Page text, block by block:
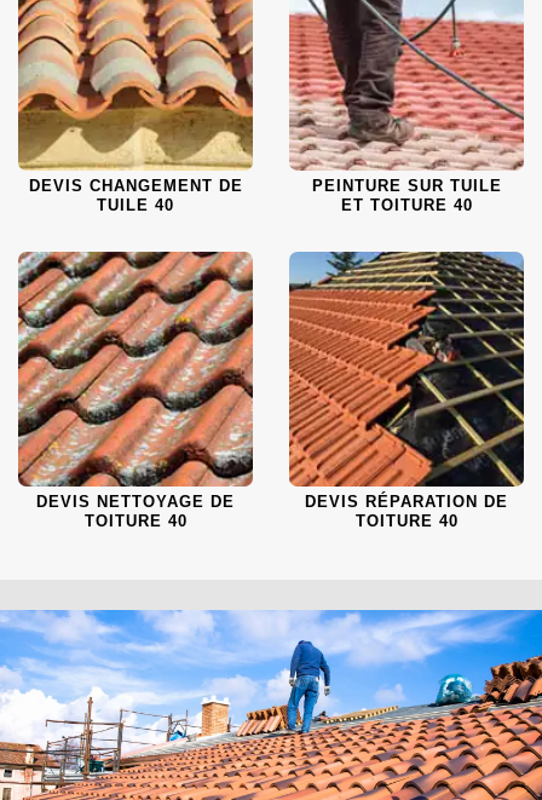
DEVIS CHANGEMENT DE
TUILE 40
PEINTURE SUR TUILE
ET TOITURE 40
DEVIS NETTOYAGE DE
TOITURE 40
DEVIS RÉPARATION DE
TOITURE 40